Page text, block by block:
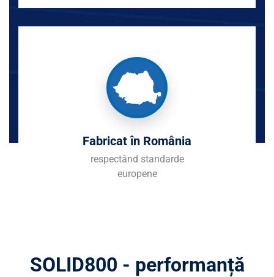
Fabricat în România
respectând standarde
europene
SOLID800 - performanță